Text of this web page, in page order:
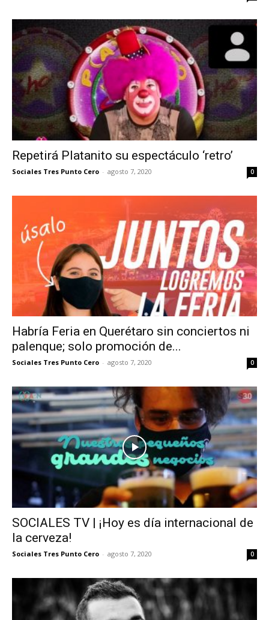
Repetirá Platanito su espectáculo ‘retro’
Sociales Tres Punto Cero - agosto 7, 2020 0
Habría Feria en Querétaro sin conciertos ni
palenque; solo promoción de...
Sociales Tres Punto Cero - agosto 7, 2020 0
SOCIALES TV | ¡Hoy es día internacional de
la cerveza!
Sociales Tres Punto Cero - agosto 7, 2020 0